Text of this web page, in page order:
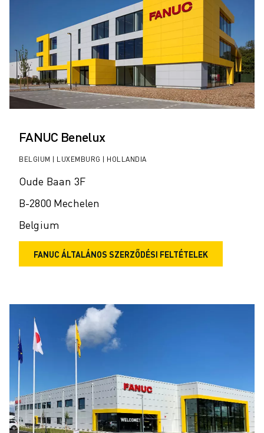
FANUC Benelux
BELGIUM | LUXEMBURG | HOLLANDIA
Oude Baan 3F
B-2800 Mechelen
Belgium
FANUC ÁLTALÁNOS SZERZŐDÉSI FELTÉTELEK